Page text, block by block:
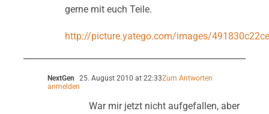
gerne mit euch Teile.
http://picture.yatego.com/images/
NextGen 25. August 2010 at 22:33Zum Antworten
anmelden
War mir jetzt nicht aufgefallen, aber